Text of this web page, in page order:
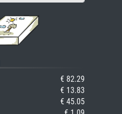
€ 82.29
€ 13.83
€ 45.05